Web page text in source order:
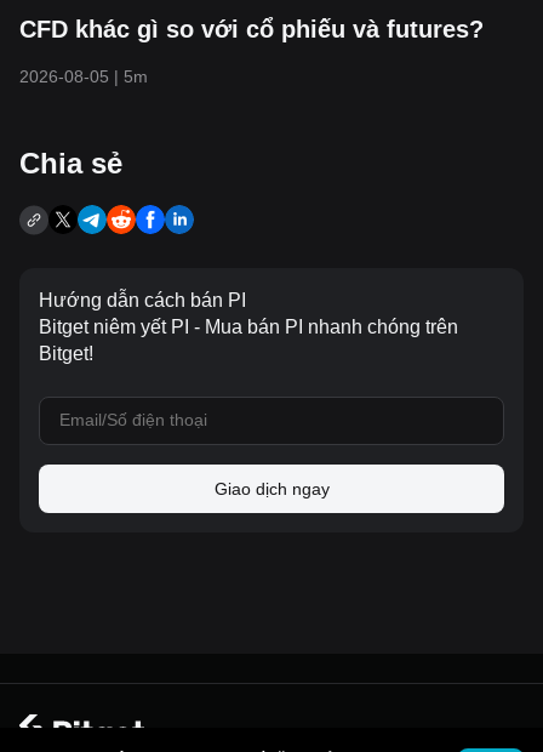
CFD khác gì so với cổ phiếu và futures?
2026-08-05 | 5m
‌Chia sẻ
Hướng dẫn cách bán PI
Bitget niêm yết PI - Mua bán PI nhanh chóng trên
Bitget!
Giao dịch ngay